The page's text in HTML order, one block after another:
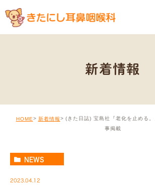
新着情報
HOME 新着情報
(きた日誌) 宝島社『老化を止める
事掲載
NEWS
2023.04.12